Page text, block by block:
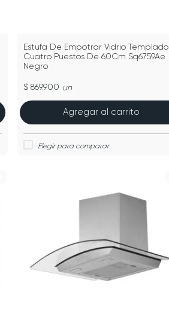
Estufa De Empotrar Vidrio Templado
Cuatro Puestos De 60Cm Sq6759Ae
Negro
$ 869.900 un
Agregar al carrito